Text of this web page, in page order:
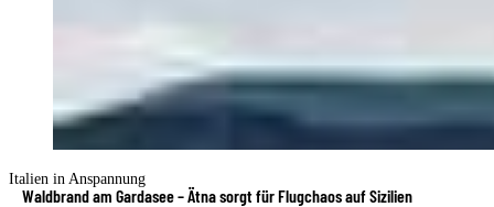
Italien in Anspannung
Waldbrand am Gardasee – Ätna sorgt für Flugchaos auf Sizilien